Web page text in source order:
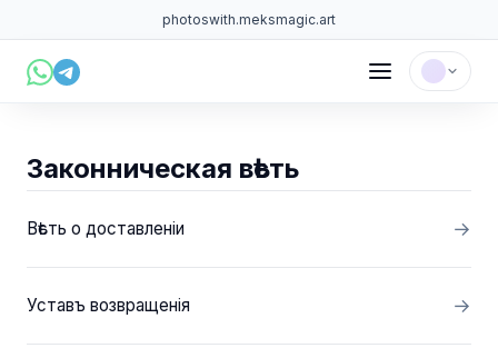
photoswith.meksmagic.art
Законническая вѣсть
Вѣсть о доставленіи
Уставъ возвращенія